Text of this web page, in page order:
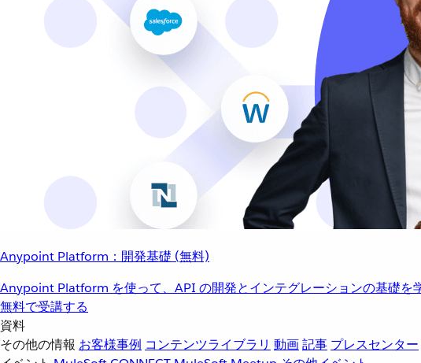
Anypoint Platform：開発基礎 (無料)
Anypoint Platform を使って、API の開発とインテグレーションの基礎を
無料で受講する
資料
その他の情報 お客様事例 コンテンツライブラリ 動画記事 プレスセンター